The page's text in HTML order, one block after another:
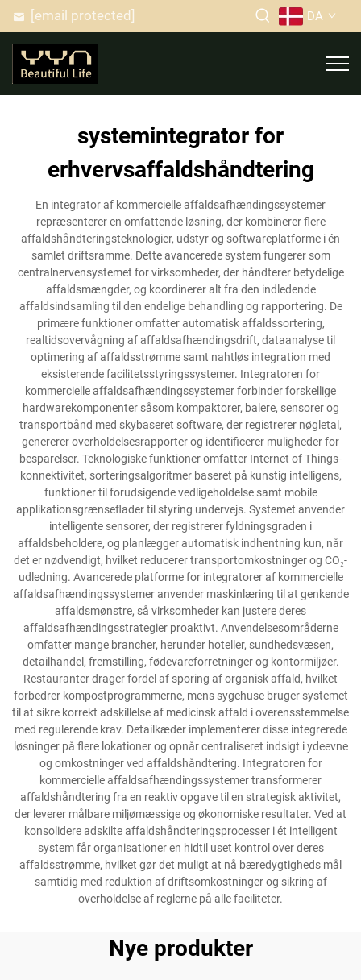
[email protected] DA
systemintegrator for
erhvervsaffaldshåndtering
En integrator af kommercielle affaldsafhændingssystemer
repræsenterer en omfattende løsning, der kombinerer flere
affaldshåndteringsteknologier, udstyr og softwareplatforme i én
samlet driftsramme. Dette avancerede system fungerer som
centralnervensystemet for virksomheder, der håndterer betydelige
affaldsmængder, og koordinerer alt fra den indledende
affaldsindsamling til den endelige behandling og rapportering. De
primære funktioner omfatter automatisk affaldssortering,
realtidsovervågning af affaldsafhændingsdrift, dataanalyse til
optimering af affaldsstrømme samt nahtløs integration med
eksisterende facilitetsstyringssystemer. Integratoren for
kommercielle affaldsafhændingssystemer forbinder forskellige
hardwarekomponenter såsom kompaktorer, balere, sensorer og
transportbånd med skybaseret software, der registrerer nøgletal,
genererer overholdelsesrapporter og identificerer muligheder for
besparelser. Teknologiske funktioner omfatter Internet of Things-
konnektivitet, sorteringsalgoritmer baseret på kunstig intelligens,
funktioner til forudsigende vedligeholdelse samt mobile
applikationsgrænseflader til styring undervejs. Systemet anvender
intelligente sensorer, der registrerer fyldningsgraden i
affaldsbeholdere, og planlægger automatisk indhentning kun, når
det er nødvendigt, hvilket reducerer transportomkostninger og CO₂-
udledning. Avancerede platforme for integratorer af kommercielle
affaldsafhændingssystemer anvender maskinlæring til at genkende
affaldsmønstre, så virksomheder kan justere deres
affaldsafhændingsstrategier proaktivt. Anvendelsesområderne
omfatter mange brancher, herunder hoteller, sundhedsvæsen,
detailhandel, fremstilling, fødevareforretninger og kontormiljøer.
Restauranter drager fordel af sporing af organisk affald, hvilket
forbedrer kompostprogrammerne, mens sygehuse bruger systemet
til at sikre korrekt adskillelse af medicinsk affald i overensstemmelse
med regulerende krav. Detailkæder implementerer disse integrerede
løsninger på flere lokationer og opnår centraliseret indsigt i ydeevne
og omkostninger ved affaldshåndtering. Integratoren for
kommercielle affaldsafhændingssystemer transformerer
affaldshåndtering fra en reaktiv opgave til en strategisk aktivitet,
der leverer målbare miljømæssige og økonomiske resultater. Ved at
konsolidere adskilte affaldshåndteringsprocesser i ét intelligent
system får organisationer en hidtil uset kontrol over deres
affaldsstrømme, hvilket gør det muligt at nå bæredygtigheds mål
samtidig med reduktion af driftsomkostninger og sikring af
overholdelse af reglerne på alle faciliteter.
Nye produkter